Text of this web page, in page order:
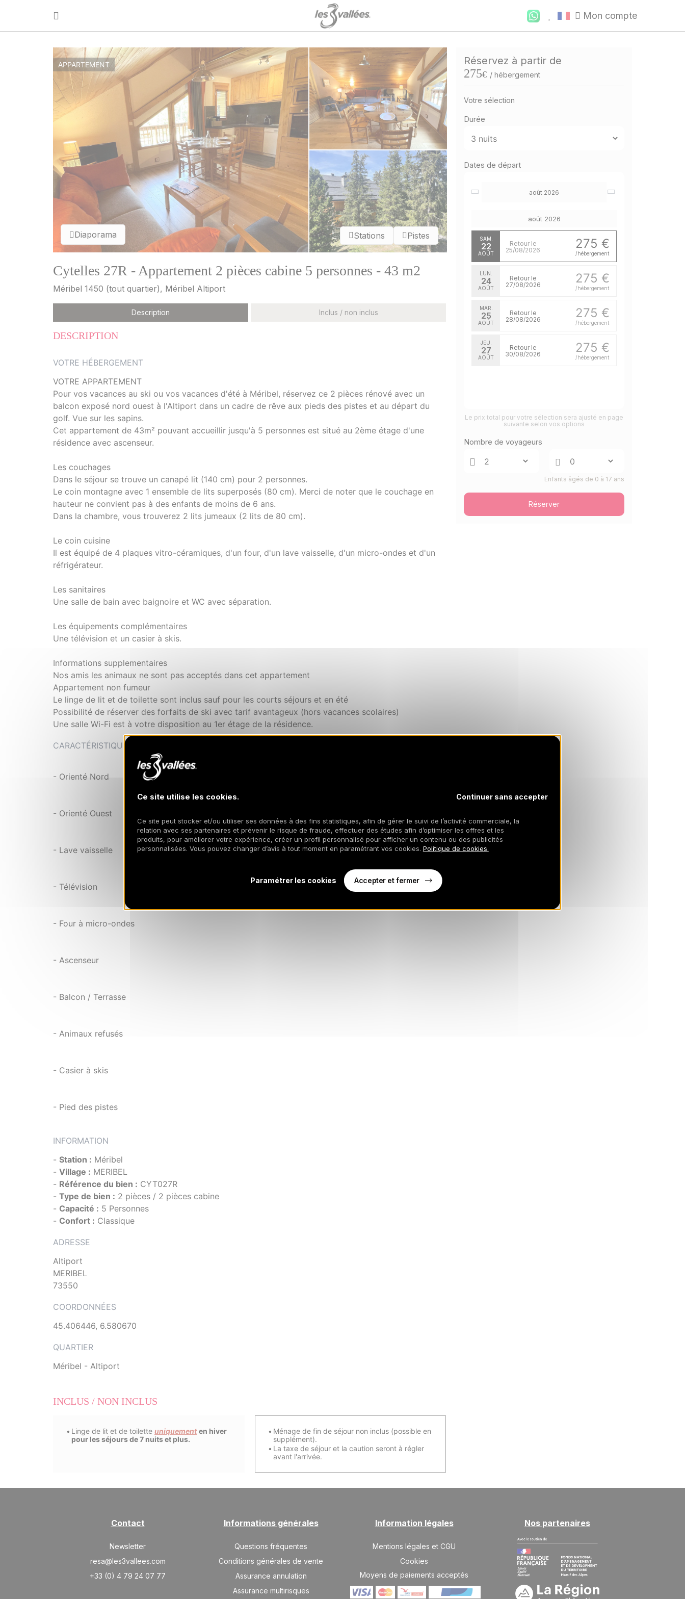
Mon compte
Diaporama Stations Pistes
APPARTEMENT
Cytelles 27R - Appartement 2 pièces cabine 5 personnes - 43 m2
Méribel 1450 (tout quartier), Méribel Altiport
Description Inclus / non inclus
DESCRIPTION
VOTRE HÉBERGEMENT
VOTRE APPARTEMENT
Pour vos vacances au ski ou vos vacances d'été à Méribel, réservez ce 2 pièces rénové avec un
balcon exposé nord ouest à l'Altiport dans un cadre de rêve aux pieds des pistes et au départ du
golf. Vue sur les sapins.
Cet appartement de 43m² pouvant accueillir jusqu'à 5 personnes est situé au 2ème étage d'une
résidence avec ascenseur.
Les couchages
Dans le séjour se trouve un canapé lit (140 cm) pour 2 personnes.
Le coin montagne avec 1 ensemble de lits superposés (80 cm). Merci de noter que le couchage en
hauteur ne convient pas à des enfants de moins de 6 ans.
Dans la chambre, vous trouverez 2 lits jumeaux (2 lits de 80 cm).
Le coin cuisine
Il est équipé de 4 plaques vitro-céramiques, d'un four, d'un lave vaisselle, d'un micro-ondes et d'un
réfrigérateur.
Les sanitaires
Une salle de bain avec baignoire et WC avec séparation.
Les équipements complémentaires
Une télévision et un casier à skis.
Informations supplementaires
Nos amis les animaux ne sont pas acceptés dans cet appartement
Appartement non fumeur
Le linge de lit et de toilette sont inclus sauf pour les courts séjours et en été
Possibilité de réserver des forfaits de ski avec tarif avantageux (hors vacances scolaires)
Une salle Wi-Fi est à votre disposition au 1er étage de la résidence.
CARACTÉRISTIQUES
- Orienté Nord
- Orienté Ouest
- Lave vaisselle
- Télévision
- Four à micro-ondes
- Ascenseur
- Balcon / Terrasse
- Animaux refusés
- Casier à skis
- Pied des pistes
INFORMATION
- Station : Méribel
- Village : MERIBEL
- Référence du bien : CYT027R
- Type de bien : 2 pièces / 2 pièces cabine
- Capacité : 5 Personnes
- Confort : Classique
ADRESSE
Altiport
MERIBEL
73550
COORDONNÉES
45.406446, 6.580670
QUARTIER
Méribel - Altiport
INCLUS / NON INCLUS
Linge de lit et de toilette uniquement en hiver
pour les séjours de 7 nuits et plus.
Ménage de fin de séjour non inclus (possible en
supplément).
La taxe de séjour et la caution seront à régler
avant l'arrivée.
Réservez à partir de
275€ / hébergement
Votre sélection
Durée
Dates de départ
août 2026
août 2026
SAM.
22
AOÛT
275 €
/hébergement
Retour le
25/08/2026
LUN.
24
AOÛT
275 €
/hébergement
Retour le
27/08/2026
MAR.
25
AOÛT
275 €
/hébergement
Retour le
28/08/2026
JEU.
27
AOÛT
275 €
/hébergement
Retour le
30/08/2026
Le prix total pour votre sélection sera ajusté en page
suivante selon vos options
Nombre de voyageurs
Enfants âgés de 0 à 17 ans
Réserver
Contact
Newsletter
resa@les3vallees.com
+33 (0) 4 79 24 07 77
Informations générales
Questions fréquentes
Conditions générales de vente
Assurance annulation
Assurance multirisques
Information légales
Mentions légales et CGU
Cookies
Moyens de paiements acceptés
Nos partenaires
Ce site utilise les cookies. Continuer sans accepter
Ce site peut stocker et/ou utiliser ses données à des fins statistiques, afin de gérer le suivi de l’activité commerciale, la
relation avec ses partenaires et prévenir le risque de fraude, effectuer des études afin d’optimiser les offres et les
produits, pour améliorer votre expérience, créer un profil personnalisé pour afficher un contenu ou des publicités
personnalisées. Vous pouvez changer d’avis à tout moment en paramétrant vos cookies. Politique de cookies.
Paramétrer les cookies Accepter et fermer